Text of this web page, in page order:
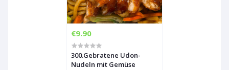
€9.90
300.Gebratene Udon-
Nudeln mit Gemüse